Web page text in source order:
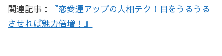
関連記事：
『恋愛運アップの人相テク！目をうるうる
させれば魅力倍増！』